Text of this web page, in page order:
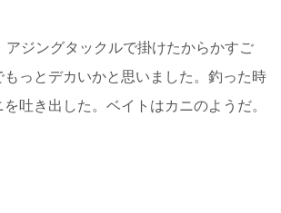
アジングタックルで掛けたからかすご
もっとデカいかと思いました。釣った時
吐き出した。ベイトはカニのようだ。